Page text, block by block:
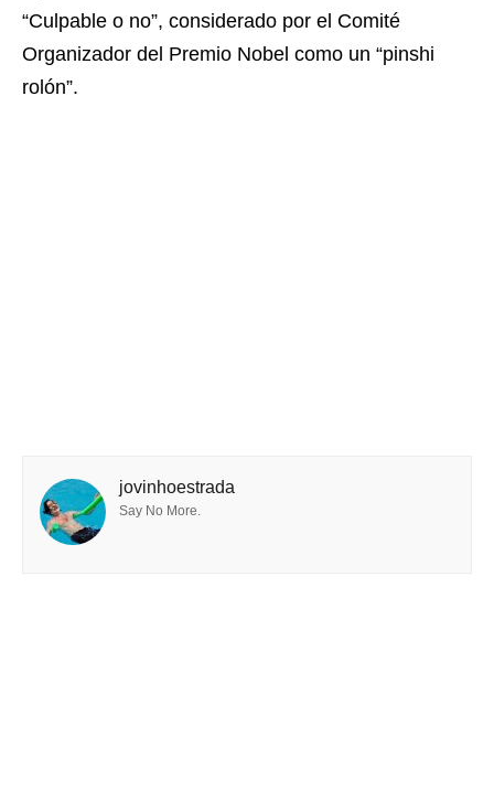
“Culpable o no”, considerado por el Comité
Organizador del Premio Nobel como un “pinshi
rolón”.
jovinhoestrada
Say No More.